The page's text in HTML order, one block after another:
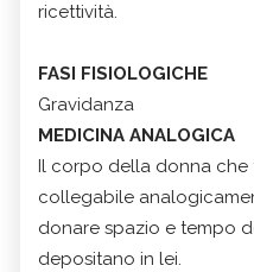
ricettività.
FASI FISIOLOGICHE
Gravidanza
MEDICINA ANALOGICA
Il corpo della donna
collegabile
donare spazio e tempo
depositano in lei.